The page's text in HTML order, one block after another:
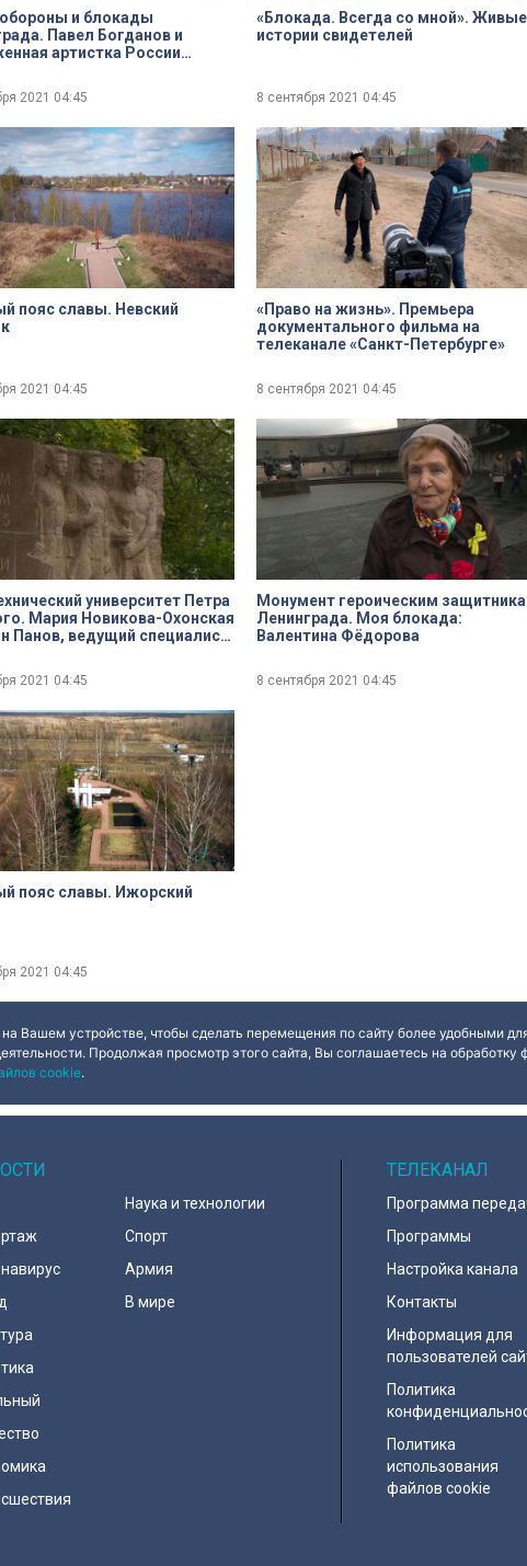
и блокады
Павел Богданов и
артистка России
памяти о блокаде
2021 04:45
«Блокада. Всегда со мной». Живые
истории свидетелей
8 сентября 2021 04:45
пояс славы. Невский
2021 04:45
«Право на жизнь». Премьера
документального фильма на
телеканале «Санкт-Петербурге»
8 сентября 2021 04:45
университет Петра
Мария Новикова-Охонская
воинов-политехников
2021 04:45
Монумент героическим
Ленинграда. Моя блокада:
Валентина Фёдорова
8 сентября 2021 04:45
пояс славы. Ижорский
2021 04:45
Вашем устройстве, чтобы сделать перемещения по сайту более удобными
Продолжая просмотр этого сайта, Вы соглашаетесь на обработку
cookie.
Наука и технологии
Спорт
Армия
В мире
ТЕЛЕКАНАЛ
Программа
Программы
Настройка канала
Контакты
Информация для
пользователей
Политика
Политика
использования
файлов cookie